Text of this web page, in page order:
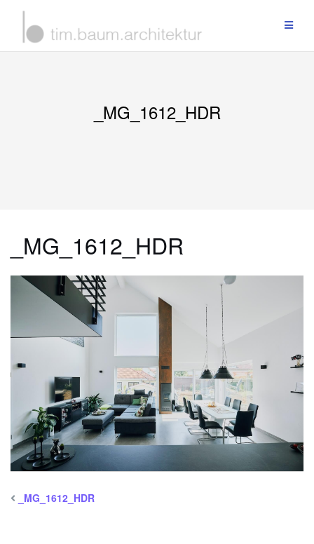
springen
_MG_1612_HDR
_MG_1612_HDR
_MG_1612_HDR